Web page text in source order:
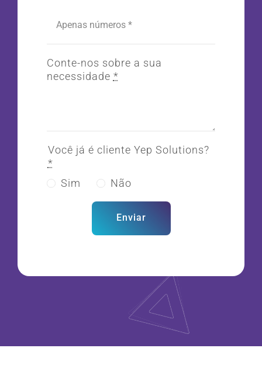
Conte-nos sobre a sua
necessidade *
Você já é cliente Yep Solutions?
*
Sim
Não
Enviar